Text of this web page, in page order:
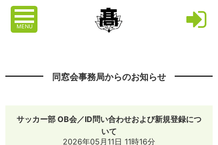
MENU
同窓会事務局からのお知らせ
サッカー部 OB会／ID問い合わせおよび新規登録につ
いて
2026年05月11日 11時16分